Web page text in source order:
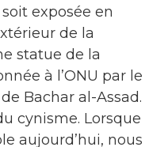
exposée en
de la
statue de la
à l’ONU par le
Bachar al-Assad.
cynisme. Lorsque
aujourd’hui, nous